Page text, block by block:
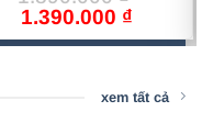
Giá
gốc
1.390.000 ₫Giá
hiện
xem tất cả